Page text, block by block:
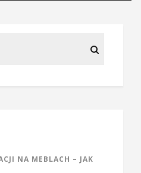
NA MEBLACH – JAK